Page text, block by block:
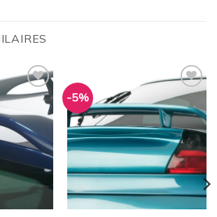
Ajouter
wishlist
-5%
Ajouter
à la
wishlist